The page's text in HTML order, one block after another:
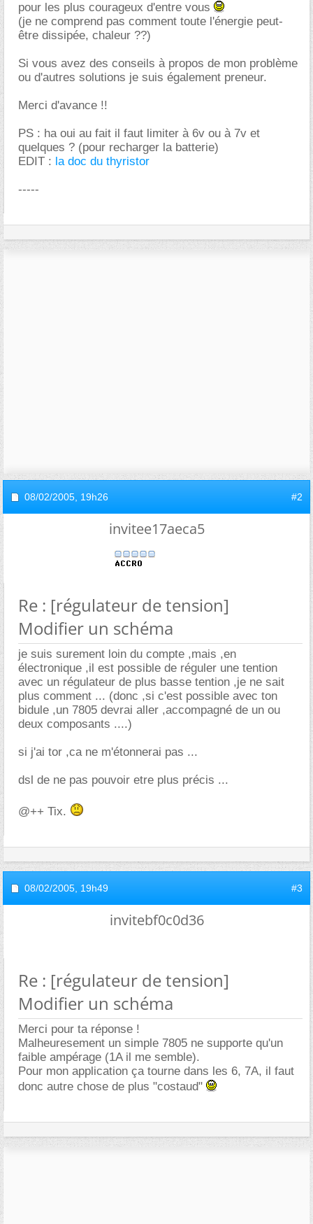
pour les plus courageux d'entre vous
(je ne comprend pas comment toute l'énergie peut-
être dissipée, chaleur ??)
Si vous avez des conseils à propos de mon problème
ou d'autres solutions je suis également preneur.
Merci d'avance !!
PS : ha oui au fait il faut limiter à 6v ou à 7v et
quelques ? (pour recharger la batterie)
EDIT : la doc du thyristor
-----
08/02/2005, 19h26 #2
invitee17aeca5
Re : [régulateur de tension]
Modifier un schéma
je suis surement loin du compte ,mais ,en
électronique ,il est possible de réguler une tention
avec un régulateur de plus basse tention ,je ne sait
plus comment ... (donc ,si c'est possible avec ton
bidule ,un 7805 devrai aller ,accompagné de un ou
deux composants ....)
si j'ai tor ,ca ne m'étonnerai pas ...
dsl de ne pas pouvoir etre plus précis ...
@++ Tix.
08/02/2005, 19h49 #3
invitebf0c0d36
Re : [régulateur de tension]
Modifier un schéma
Merci pour ta réponse !
Malheuresement un simple 7805 ne supporte qu'un
faible ampérage (1A il me semble).
Pour mon application ça tourne dans les 6, 7A, il faut
donc autre chose de plus "costaud"